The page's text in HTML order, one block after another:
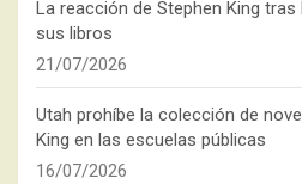
La reacción de Stephen King
sus libros
21/07/2026
Utah prohíbe la colección de
King en las escuelas públicas
16/07/2026